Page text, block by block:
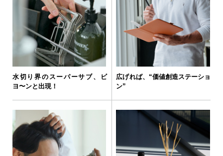
水切り界のスーパーサブ、ビ
ヨ〜ンと出現！
広げれば、“価値創造ステーショ
ン”